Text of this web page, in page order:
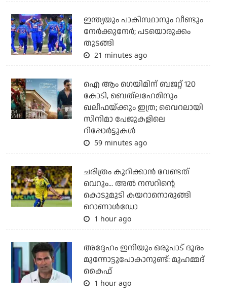
ഇന്ത്യയും പാകിസ്ഥാനും വീണ്ടും
നേര്‍ക്കുനേര്‍; പടയൊരുക്കം
തുടങ്ങി
21 minutes ago
ഐ ആം ഗെയിമിന് ബജറ്റ് 120
കോടി, ബെത്‌ലഹേമിനും
ഖലീഫയ്ക്കും ഇത്ര; വൈറലായി
സിനിമാ പേജുകളിലെ
റിപ്പോര്‍ട്ടുകള്‍
59 minutes ago
ചരിത്രം കുറിക്കാന്‍ വേണ്ടത്
വെറും... അല്‍ നസറിന്റെ
കൊടുമുടി കയറാനൊരുങ്ങി
റൊണാള്‍ഡോ
1 hour ago
അദ്ദേഹം ഇനിയും ഒരുപാട് ദൂരം
മുന്നോട്ടുപോകാനുണ്ട്: മുഹമ്മദ്
കൈഫ്
1 hour ago